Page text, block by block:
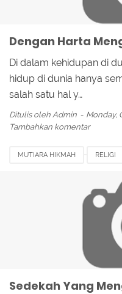
Dengan Harta
Di dalam kehidupan di
hidup di dunia hanya
salah satu hal y…
Ditulis oleh Admin
Monday,
Tambahkan komentar
MUTIARA HIKMAH RELIGI
Sedekah Yang